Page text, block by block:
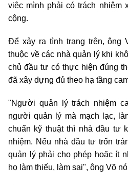
việc mình phải có trách nhiệm
cộng.
Để xảy ra tình trạng trên, ông
thuộc về các nhà quản lý khi
chủ đầu tư có thực hiện đúng
đã xây dựng đủ theo hạ tầng
"Người quản lý trách nhiệm
người quản lý mà mạch lạc,
chuẩn kỹ thuật thì nhà đầu tư
nhiệm. Nếu nhà đầu tư trốn
quản lý phải cho phép hoặc ít
họ làm thiếu, làm sai", ông Võ